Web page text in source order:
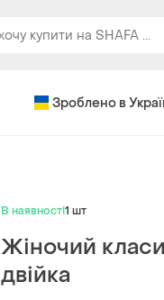
Зроблено в
В наявності1 шт
Жіночий
двійка